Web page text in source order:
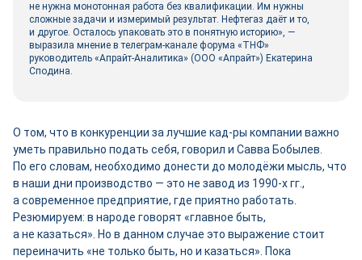
не нужна монотонная работа без квалификации. Им нужны
сложные задачи и измеримый результат. Нефтегаз даёт и то,
и другое. Осталось упаковать это в понятную историю», —
выразила мнение в телеграм-­канале форума «ТНФ»
руководитель «Апрайт-­Аналитика» (ООО «Апрайт») Екатерина
Сподина.
О том, что в конкуренции за лучшие кад-ры компании важно
уметь правильно подать себя, говорил и Савва Бобылев.
По его словам, необходимо донести до молодёжи мысль, что
в наши дни производство — это не завод из 1990‑х гг.,
а современное предприятие, где приятно работать.
Резюмируем: в народе говорят «главное быть,
а не казаться». Но в данном случае это выражение стоит
переиначить «не только быть, но и казаться». Пока